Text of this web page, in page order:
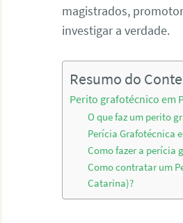
magistrados,
investigar a verdade.
Resumo do
Perito grafotécnico em
O que faz um perito
Perícia Grafotécnica
Como fazer a perícia
Como contratar um
Catarina)?